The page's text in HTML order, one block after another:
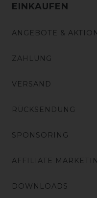
EINKAUFEN
ANGEBOTE &
ZAHLUNG
VERSAND
RÜCKSENDUNG
SPONSORING
AFFILIATE
DOWNLOADS